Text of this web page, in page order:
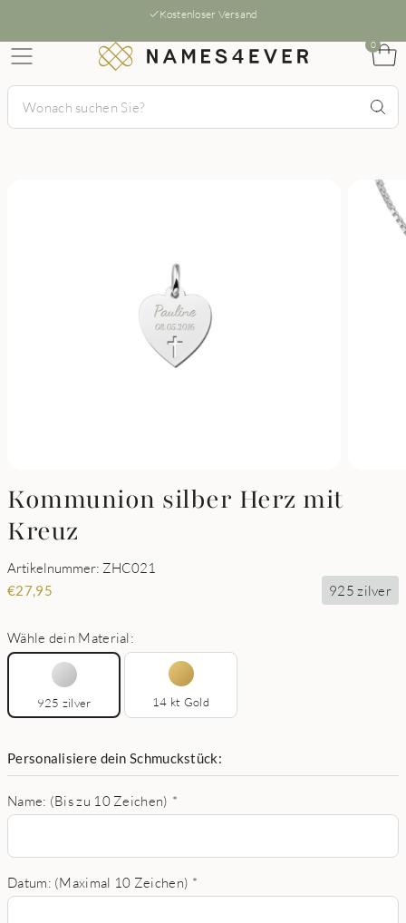
Kostenloser Versand
0
Kommunion silber Herz mit
Kreuz
Artikelnummer: ZHC021
€27,95 925 zilver
Wähle dein Material:
925 zilver 14 kt Gold
Personalisiere dein Schmuckstück:
Name: (Bis zu 10 Zeichen) *
Datum: (Maximal 10 Zeichen) *